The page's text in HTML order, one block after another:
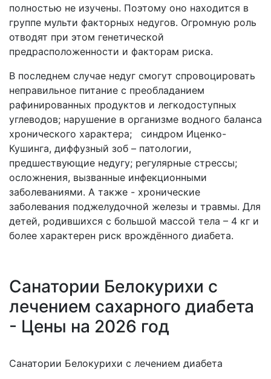
полностью не изучены. Поэтому оно находится в
группе мульти факторных недугов. Огромную роль
отводят при этом генетической
предрасположенности и факторам риска.
В последнем случае недуг смогут спровоцировать
неправильное питание с преобладанием
рафинированных продуктов и легкодоступных
углеводов; нарушение в организме водного баланса
хронического характера; синдром Иценко-
Кушинга, диффузный зоб – патологии,
предшествующие недугу; регулярные стрессы;
осложнения, вызванные инфекционными
заболеваниями. А также - хронические
заболевания поджелудочной железы и травмы. Для
детей, родившихся с большой массой тела – 4 кг и
более характерен риск врождённого диабета.
Санатории Белокурихи с
лечением сахарного диабета
- Цены на 2026 год
Санатории Белокурихи с лечением диабета